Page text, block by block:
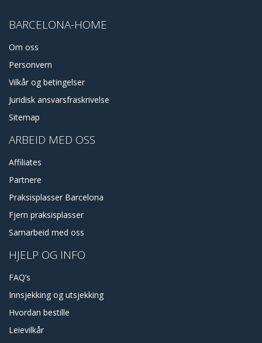
BARCELONA-HOME
Om oss
Personvern
Vilkår og betingelser
Juridisk ansvarsfraskrivelse
Sitemap
ARBEID MED OSS
Affiliates
Partnere
Praksisplasser Barcelona
Fjern praksisplasser
Samarbeid med oss
HJELP OG INFO
FAQ’s
Innsjekking og utsjekking
Hvordan bestille
Leievilkår